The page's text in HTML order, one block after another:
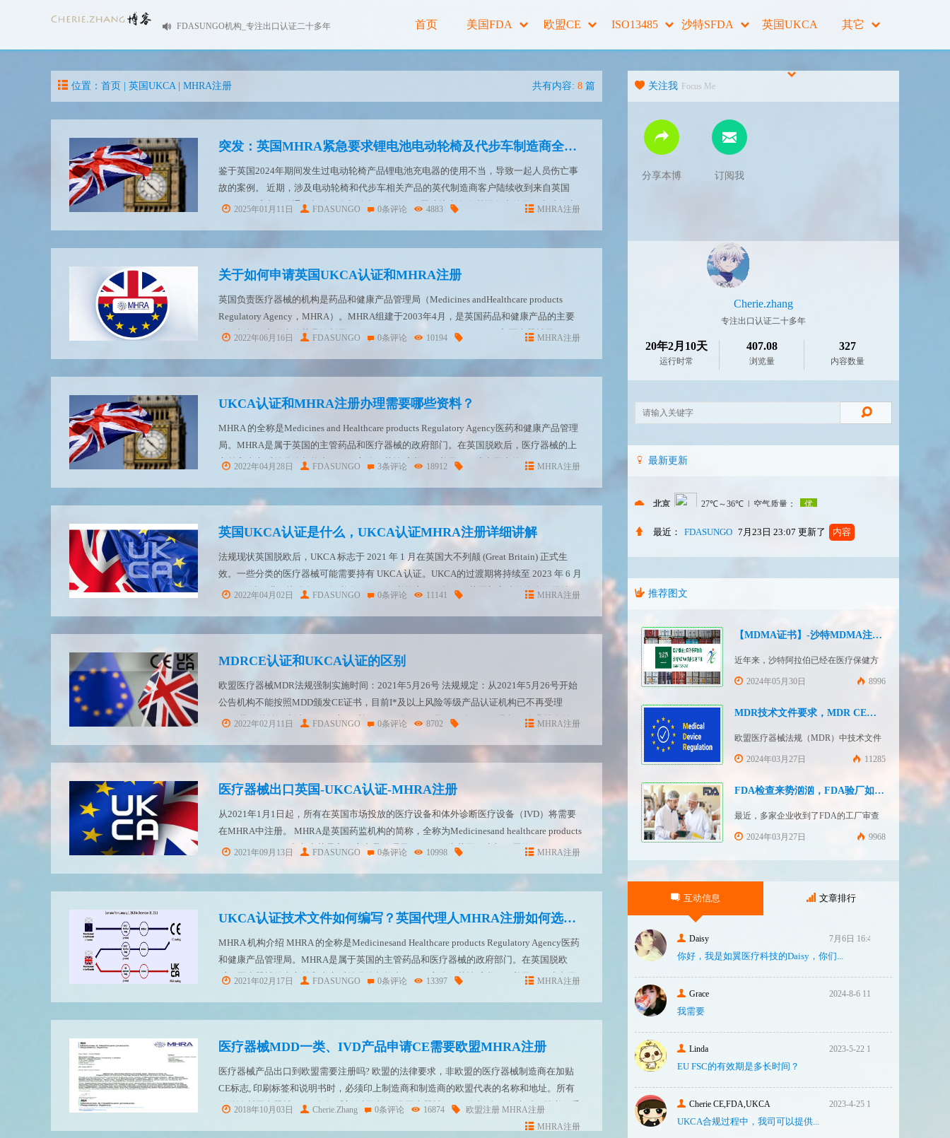
FDASUNGO机构_专注出口认证二十多年 首页 美国FDA 欧盟CE ISO13485 沙特SFDA 英国UKCA 其它
位置：首页 | 英国UKCA| MHRA注册 共有内容: 8 篇
突发：英国MHRA紧急要求锂电池电动轮椅及代步车制造商全面加强安全措施！
鉴于英国2024年期间发生过电动轮椅产品锂电池充电器的使用不当，导致一起人员伤亡事
故的案例。 近期，涉及电动轮椅和代步车相关产品的英代制造商客户陆续收到来自英国
MHRA警戒小组的通知邮件，在邮件内，MHRA致函建议所有在其设备中使用锂电池的电
2025年01月11日 FDASUNGO 0条评论 4883 MHRA注册
关于如何申请英国UKCA认证和MHRA注册
英国负责医疗器械的机构是药品和健康产品管理局（Medicines andHealthcare products
Regulatory Agency，MHRA）。MHRA组建于2003年4月，是英国药品和健康产品的主要
监管机构，由原来的药品控制局（Medicines Control Agency，MCA）和医疗器械局（...
2022年06月16日 FDASUNGO 0条评论 10194 MHRA注册
UKCA认证和MHRA注册办理需要哪些资料？
MHRA 的全称是Medicines and Healthcare products Regulatory Agency医药和健康产品管理
局。MHRA是属于英国的主管药品和医疗器械的政府部门。在英国脱欧后，医疗器械的上
市前和上市后的监管都将由MHRA主管，其性质类似于美国FDA或者国内的NMPA。MHRA
2022年04月28日 FDASUNGO 3条评论 18912 MHRA注册
英国UKCA认证是什么，UKCA认证MHRA注册详细讲解
法规现状英国脱欧后，UKCA 标志于 2021 年 1 月在英国大不列颠 (Great Britain) 正式生
效。一些分类的医疗器械可能需要持有 UKCA 认证。UKCA的过渡期将持续至 2023 年 6 月
30 日，以便进行从现有 CE 证书向 UKCA 证书的变更。然而，英国新立法的咨询已经结
2022年04月02日 FDASUNGO 0条评论 11141 MHRA注册
MDRCE认证和UKCA认证的区别
欧盟医疗器械MDR法规强制实施时间：2021年5月26号 法规规定：从2021年5月26号开始
公告机构不能按照MDD颁发CE证书，目前I*及以上风险等级产品认证机构已不再受理
MDD指令的认证申请。MDD失效时间：2024年5月27号 2024年5月27号起，企业持有的
2022年02月11日 FDASUNGO 0条评论 8702 MHRA注册
医疗器械出口英国-UKCA认证-MHRA注册
从2021年1月1日起，所有在英国市场投放的医疗设备和体外诊断医疗设备（IVD）将需要
在MHRA中注册。 MHRA是英国药监机构的简称，全称为Medicinesand healthcare products
regulatory agency,中文为药品和健康产品管理局。 MHRA为英国卫生部下属的...
2021年09月13日 FDASUNGO 0条评论 10998 MHRA注册
UKCA认证技术文件如何编写？英国代理人MHRA注册如何选择？
MHRA 机构介绍 MHRA 的全称是Medicinesand Healthcare products Regulatory Agency医药
和健康产品管理局。MHRA是属于英国的主管药品和医疗器械的政府部门。在英国脱欧
后，医疗器械的上市前和上市后的监管都将由MHRA主管，其性质类似于美国FDA或者国
2021年02月17日 FDASUNGO 0条评论 13397 MHRA注册
医疗器械MDD一类、IVD产品申请CE需要欧盟MHRA注册
医疗器械产品出口到欧盟需要注册吗? 欧盟的法律要求，非欧盟的医疗器械制造商在加贴
CE标志, 印刷标签和说明书时，必须印上制造商和制造商的欧盟代表的名称和地址。所有
体外诊断医疗器械IVDD(包括试剂)以及所有I类医疗器械MDD, 在加贴CE标志时，就必须委
2018年10月03日 Cherie.Zhang 0条评论 16874 欧盟注册 MHRA注册
MHRA注册
关注我 Focus Me
分享本博 订阅我
Cherie.zhang
专注出口认证二十多年
20年2月10天
运行时常
407.08
浏览量
327
内容数量
最新更新
最近： FDASUNGO 7月23日 23:07 更新了 内容
推荐图文
【MDMA证书】-沙特MDMA注册快速下证
近年来，沙特阿拉伯已经在医疗保健方
面投入大量资金并将继续增加支出，这
场。然而，想要在该国销售其设备的制
须在沙特阿拉伯获得其设备的授权。开
启沙特医疗器械上市合规业务，
块。F
2024年05月30日 8996
MDR技术文件要求，MDR CE认证办理
欧盟医疗器械法规（MDR）中技术文件
的主要目的是证明医疗器械满足一般安
疗设备都必须提供技术文件。MDR附件
MDR技术文档结构：设备描述和规格，
2024年03月27日 11285
FDA检查来势汹汹，FDA验厂如何应对？
最近，多家企业收到了FDA的工厂审查
通知，我们作为美代也收到了FDA要求
（MarcoRubio）联合8位参议员认为FDA
疏于检查中国和印度等美国以外的药械
制造商（尤其是医疗器械）并已危及美
国患者和美国国内厂商，因此联
2024年03月27日 9968
互动信息 文章排行
Daisy 7月6日 16:47
你好，我是如翼医疗科技的Daisy，你们...
Grace 2024-8-6 11:14
我需要
Linda 2023-5-22 10:43
EU FSC的有效期是多长时间？
Cherie CE,FDA,UKCA 2023-4-25 16:24
UKCA合‮过规‬程中，我司可‮提以‬供...